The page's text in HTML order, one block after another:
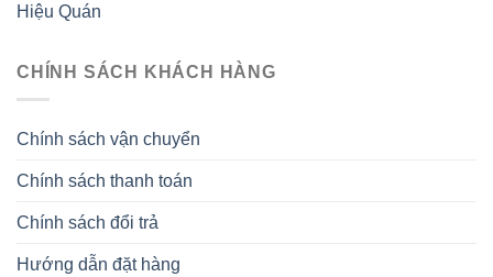
Hiệu Quán
CHÍNH SÁCH KHÁCH HÀNG
Chính sách vận chuyển
Chính sách thanh toán
Chính sách đổi trả
Hướng dẫn đặt hàng